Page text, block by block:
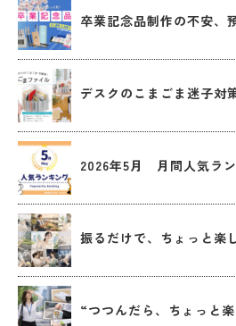
卒業記念品制作の不安、
デスクのこまごま迷子対
2026年5月 月間人気ラ
振るだけで、ちょっと楽
“つつんだら、ちょっと